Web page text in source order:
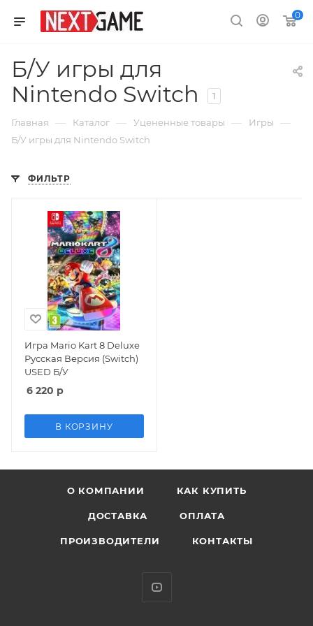
0
Б/У игры для
Nintendo Switch
1
Главная — Каталог — Уцененные товары — Игры —
Б/У игры для Nintendo Switch
ФИЛЬТР
Игра Mario Kart 8 Deluxe
Русская Версия (Switch)
USED Б/У
6 220 р
В КОРЗИНУ
О КОМПАНИИ КАК КУПИТЬ
ДОСТАВКА ОПЛАТА
ПРОИЗВОДИТЕЛИ КОНТАКТЫ